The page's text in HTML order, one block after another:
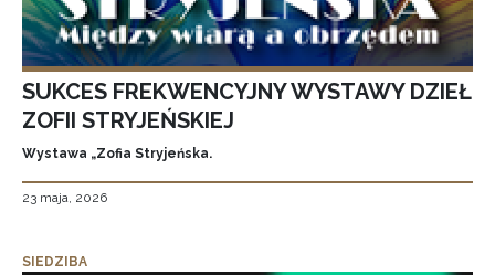
SUKCES FREKWENCYJNY WYSTAWY DZIEŁ
ZOFII STRYJEŃSKIEJ
Wystawa „Zofia Stryjeńska.
23 maja, 2026
SIEDZIBA